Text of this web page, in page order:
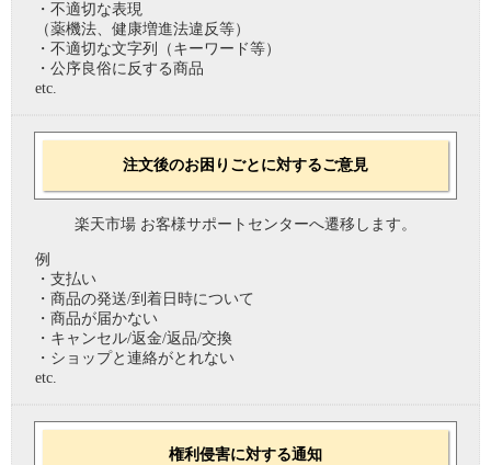
・不適切な表現
（薬機法、健康増進法違反等）
・不適切な文字列（キーワード等）
・公序良俗に反する商品
etc.
注文後のお困りごとに対するご意見
楽天市場 お客様サポートセンターへ遷移します。
例
・支払い
・商品の発送/到着日時について
・商品が届かない
・キャンセル/返金/返品/交換
・ショップと連絡がとれない
etc.
権利侵害に対する通知